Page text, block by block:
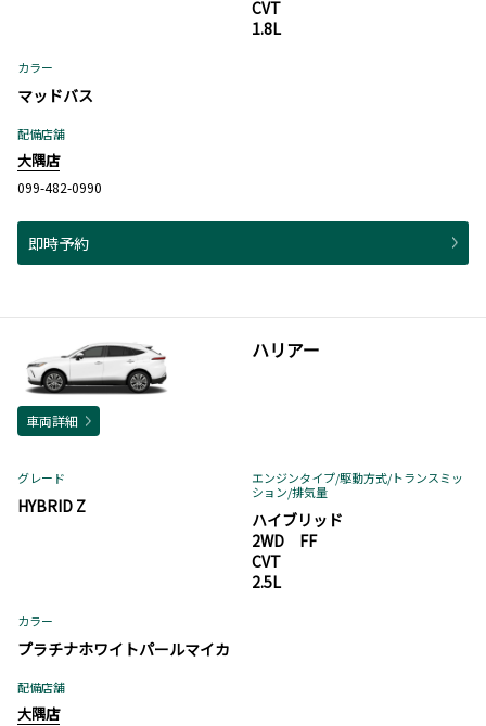
CVT
1.8L
カラー
マッドバス
配備店舗
大隅店
099-482-0990
即時予約
ハリアー
車両詳細
グレード
HYBRID Z
エンジンタイプ/駆動方式/トランスミッ
ション/排気量
ハイブリッド
2WD FF
CVT
2.5L
カラー
プラチナホワイトパールマイカ
配備店舗
大隅店